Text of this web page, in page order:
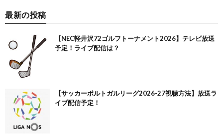
最新の投稿
【NEC軽井沢72ゴルフトーナメント2026】テレビ放送
予定！ライブ配信は？
【サッカーポルトガルリーグ2026-27視聴方法】放送ラ
イブ配信予定！